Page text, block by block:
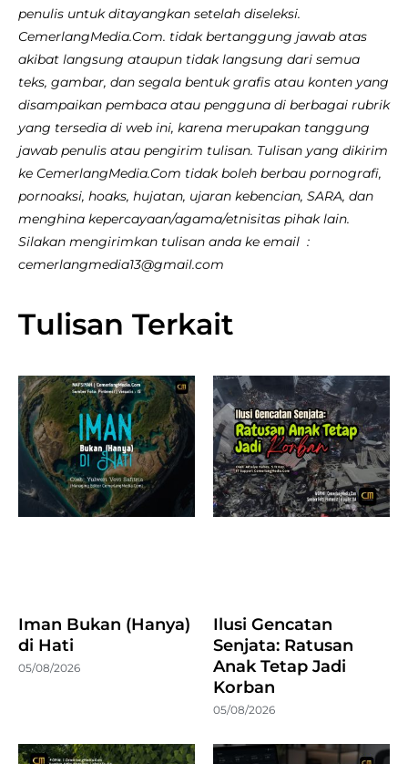
penulis untuk ditayangkan setelah diseleksi.
CemerlangMedia.Com. tidak bertanggung jawab atas
akibat langsung ataupun tidak langsung dari semua
teks, gambar, dan segala bentuk grafis atau konten yang
disampaikan pembaca atau pengguna di berbagai rubrik
yang tersedia di web ini, karena merupakan tanggung
jawab penulis atau pengirim tulisan. Tulisan yang dikirim
ke CemerlangMedia.Com tidak boleh berbau pornografi,
pornoaksi, hoaks, hujatan, ujaran kebencian, SARA, dan
menghina kepercayaan/agama/etnisitas pihak lain.
Silakan mengirimkan tulisan anda ke email :
cemerlangmedia13@gmail.com
Tulisan Terkait
Iman Bukan (Hanya)
di Hati
05/08/2026
Ilusi Gencatan
Senjata: Ratusan
Anak Tetap Jadi
Korban
05/08/2026